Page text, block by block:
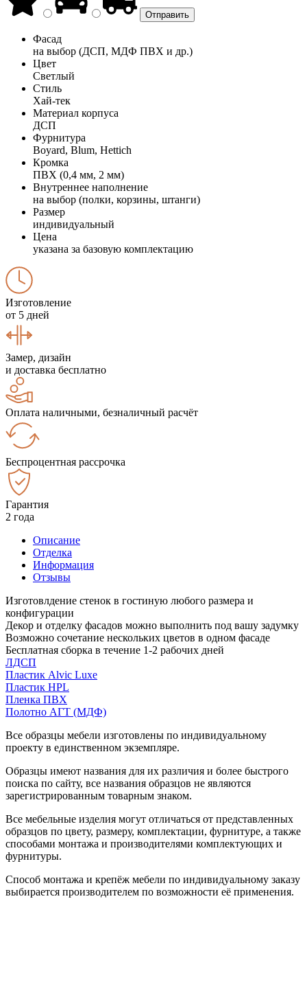
Фасад
на выбор (ДСП, МДФ ПВХ и др.)
Цвет
Светлый
Стиль
Хай-тек
Материал корпуса
ДСП
Фурнитура
Boyard, Blum, Hettich
Кромка
ПВХ (0,4 мм, 2 мм)
Внутреннее наполнение
на выбор (полки, корзины, штанги)
Размер
индивидуальный
Цена
указана за базовую комплектацию
Изготовление
от 5 дней
Замер, дизайн
и доставка бесплатно
Оплата наличными, безналичный расчёт
Беспроцентная рассрочка
Гарантия
2 года
Описание
Отделка
Информация
Отзывы
Изготовлдение стенок в гостиную любого размера и
конфигурации
Декор и отделку фасадов можно выполнить под вашу задумку
Возможно сочетание нескольких цветов в одном фасаде
Бесплатная сборка в течение 1-2 рабочих дней
ЛДСП
Пластик Alvic Luxe
Пластик HPL
Пленка ПВХ
Полотно АГТ (МДФ)
Все образцы мебели изготовлены по индивидуальному
проекту в единственном экземпляре.
Образцы имеют названия для их различия и более быстрого
поиска по сайту, все названия образцов не являются
зарегистрированным товарным знаком.
Все мебельные изделия могут отличаться от представленных
образцов по цвету, размеру, комплектации, фурнитуре, а также
способами монтажа и производителями комплектующих и
фурнитуры.
Способ монтажа и крепёж мебели по индивидуальному заказу
выбирается производителем по возможности её применения.